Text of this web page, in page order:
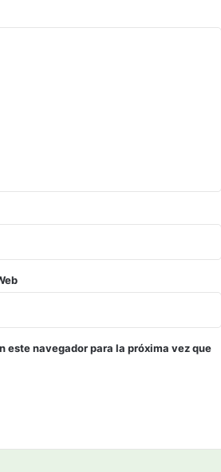
este navegador para la próxima vez que